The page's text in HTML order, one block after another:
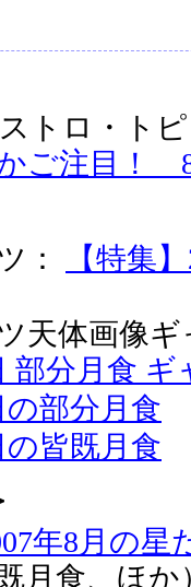
トロ・ト
ご注目！
：
【特集
天体画像
部分月食 ギ
の部分月食
の皆既月食
年8月の星
月食、ほか